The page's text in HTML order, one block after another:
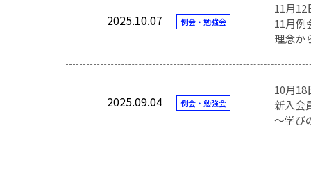
2025.10.07 例会・勉強会
11月
11月例
理念か
2025.09.04 例会・勉強会
10月18
新入会
～学び